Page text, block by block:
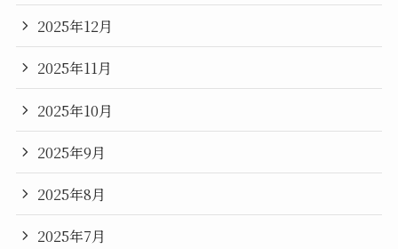
2025年12月
2025年11月
2025年10月
2025年9月
2025年8月
2025年7月